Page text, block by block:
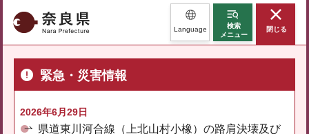
奈良県 Language
検索
メニュー
閉じる
緊急・災害情報
2026年6月29日
県道東川河合線（上北山村小橡）の路肩決壊及び